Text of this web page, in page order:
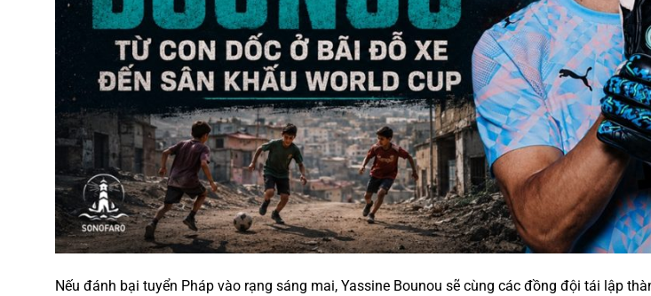
Nếu đánh bại tuyển Pháp vào rạng sáng mai, Yassine Bounou sẽ cùng các đồng đội tái lập